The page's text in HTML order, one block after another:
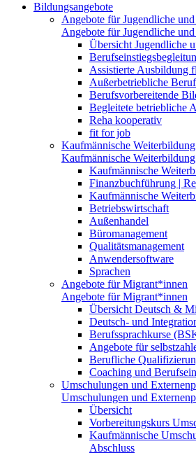
Bildungsangebote
Angebote für Jugendliche
Angebote für Jugendliche
Übersicht Jugendliche
Assistierte Ausbildung
Außerbetriebliche
Berufsvorbereitende
Begleitete betriebliche
Reha kooperativ
fit for job
Kaufmännische Weiterbildung
Kaufmännische Weiterbildung
Kaufmännische
Finanzbuchführung |
Kaufmännische
Betriebswirtschaft
Außenhandel
Büromanagement
Qualitätsmanagement
Anwendersoftware
Sprachen
Angebote für Migrant*innen
Angebote für Migrant*innen
Übersicht Deutsch &
Deutsch- und
Berufssprachkurse
Angebote für
Berufliche
Coaching und
Umschulungen und
Umschulungen und
Übersicht
Vorbereitungskurs
Kaufmännische
Abschluss